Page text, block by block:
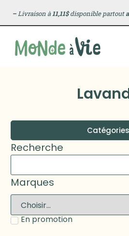
–Livraison à11,11$disponible partout
Catégories
Recherche
Marques
En promotion